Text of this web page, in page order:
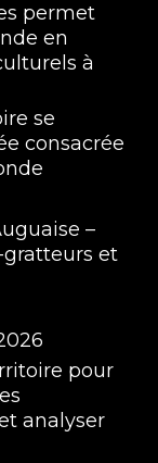
permet
en
à
se
consacrée
–
gratteurs et
pour
analyser